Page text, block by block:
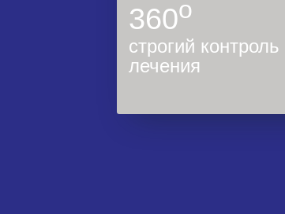
360o
строгий контроль
лечения